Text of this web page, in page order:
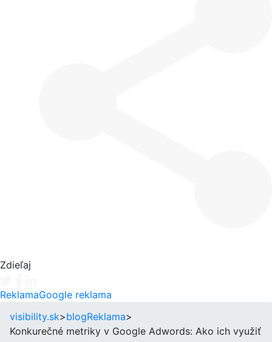
Zdieľaj
ReklamaGoogle reklama
visibility.sk>blogReklama>
Konkurečné metriky v Google Adwords: Ako ich využiť